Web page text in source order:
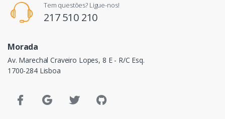
Tem questões? Ligue-nos!
217 510 210
Morada
Av. Marechal Craveiro Lopes, 8 E - R/C Esq.
1700-284 Lisboa